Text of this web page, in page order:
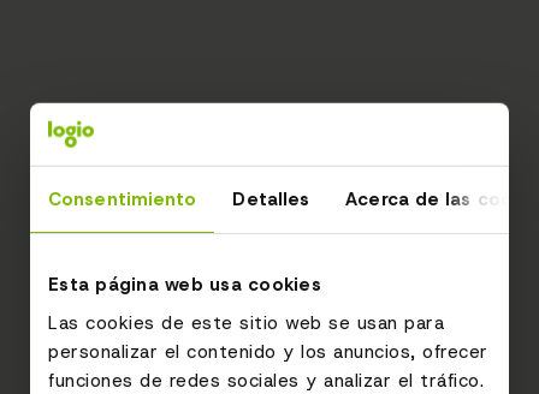
Consentimiento Detalles Acerca de las
Esta página web usa cookies
Las cookies de este sitio web se usan para
personalizar el contenido y los anuncios, ofrecer
funciones de redes sociales y analizar el tráfico.